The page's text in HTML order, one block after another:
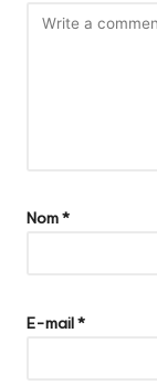
Nom*
E-mail*